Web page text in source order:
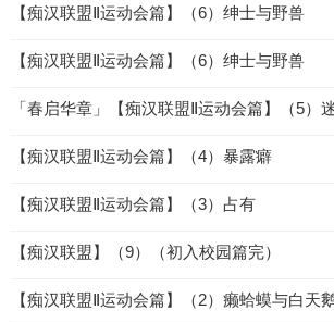
【痴汉联盟Ⅱ运动会篇】（6）绅士与野兽
【痴汉联盟Ⅱ运动会篇】（6）绅士与野兽
「春启华章」【痴汉联盟Ⅱ运动会篇】（5）
【痴汉联盟Ⅱ运动会篇】（4）暴露癖
【痴汉联盟Ⅱ运动会篇】（3）占有
【痴汉联盟】（9）（初入校园篇完）
【痴汉联盟Ⅱ运动会篇】（2）癞蛤蟆与白天